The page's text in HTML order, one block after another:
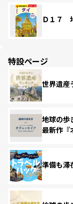
Ｄ１７
特設ページ
世界遺産
地球の歩
最新作『
準備も